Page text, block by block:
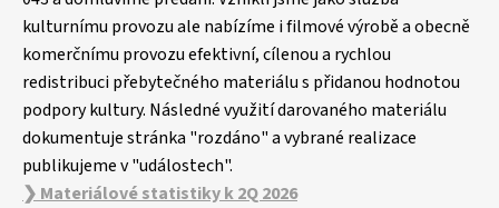
kulturnímu provozu ale nabízíme i filmové výrobě a obecně
komerčnímu provozu efektivní, cílenou a rychlou
redistribuci přebytečného materiálu s přidanou hodnotou
podpory kultury. Následné využití darovaného materiálu
dokumentuje stránka "rozdáno" a vybrané realizace
publikujeme v "událostech".
❯ Materiálové statistiky k 2Q 2026